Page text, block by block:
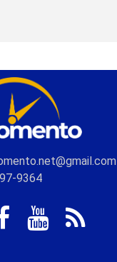
9364